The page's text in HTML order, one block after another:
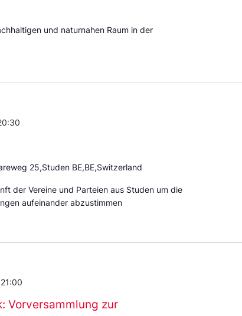
und naturnahen Raum in der
25,Studen BE,BE,Switzerland
der Vereine und Parteien aus Studen um die
aufeinander abzustimmen
Vorversammlung zur
21:00